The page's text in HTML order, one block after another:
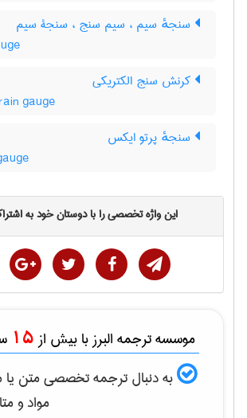
سنجهٔ سیم ، سیم سنج ، سنجۀ سیم
کرنش سنج الکتریکی
gauge
سنجهٔ پرتو ایکس
این واژه تخصصی را با دوستان خود به
موسسه ترجمه البرز با بیش از 15
به دنبال ترجمه تخصصی متن یا
مواد و